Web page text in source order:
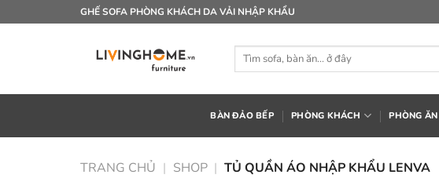
qua
GHẾ SOFA PHÒNG KHÁCH DA VẢI NHẬP KHẨU
Tìm
BÀN ĐẢO BẾP PHÒNG KHÁCH PHÒNG
TRANG CHỦ | SHOP | TỦ QUẦN ÁO NHẬP KHẨU LENVA